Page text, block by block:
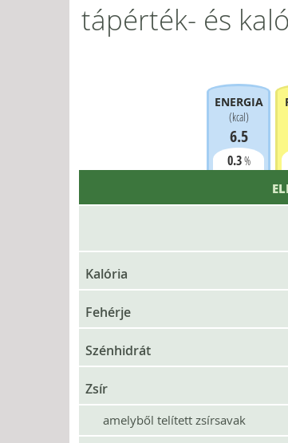
tápérték- és
ENERGIA
(kcal)
6.5
0.3%
Kalória
Fehérje
Szénhidrát
Zsír
amelyből telített zsírsavak